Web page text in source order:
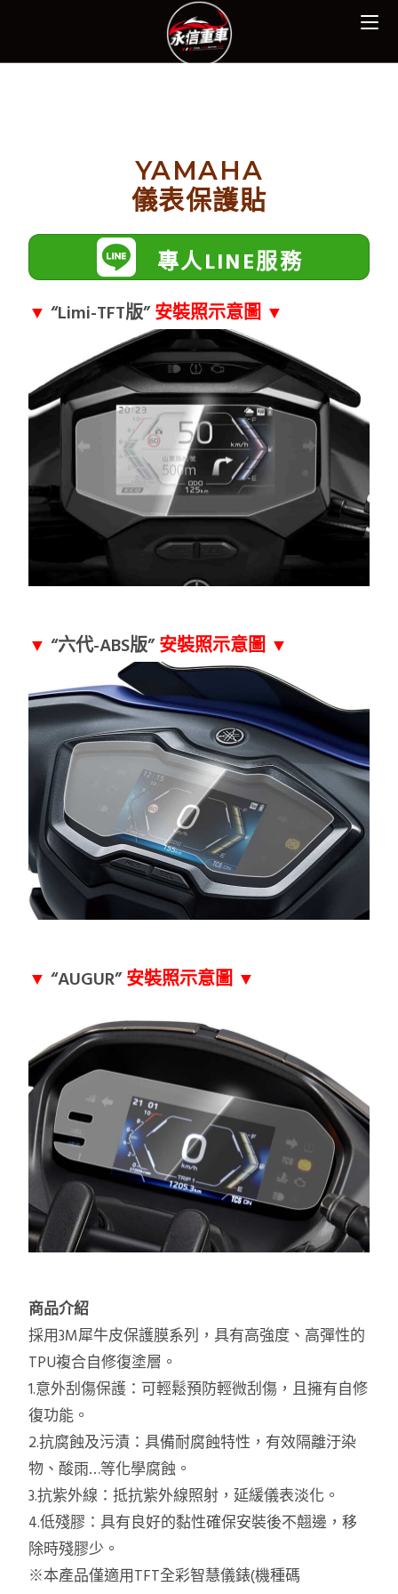
YAMAHA
儀表保護貼
專人LINE服務
▼“Limi-TFT版”安裝照示意圖 ▼
▼“六代-ABS版”安裝照示意圖 ▼
▼“AUGUR”安裝照示意圖 ▼
商品介紹
採用3M犀牛皮保護膜系列，具有高強度、高彈性的
TPU複合自修復塗層。
1.意外刮傷保護：可輕鬆預防輕微刮傷，且擁有自修
復功能。
2.抗腐蝕及污漬：具備耐腐蝕特性，有效隔離汙染
物、酸雨…等化學腐蝕。
3.抗紫外線：抵抗紫外線照射，延緩儀表淡化。
4.低殘膠：具有良好的黏性確保安裝後不翹邊，移
除時殘膠少。
※本產品僅適用TFT全彩智慧儀錶(機種碼